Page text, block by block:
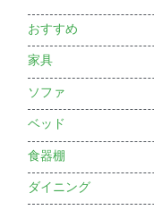
おすすめ
家具
ソファ
ベッド
食器棚
ダイニング